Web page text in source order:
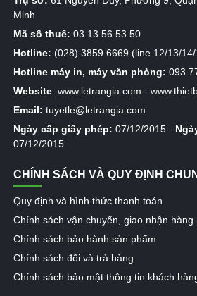
Minh
Mã số thuế: 03 13 56 53 50
Hotline: (028) 3859 6669 (line 12/13/
Hotline máy in, máy văn phòng:
Website: www.letrangia.com -
Email: tuyetle@letrangia.com
Ngày cấp giấy phép: 07/12/2015 -
07/12/2015
CHÍNH SÁCH VÀ QUY ĐỊNH
Quy định và hình thức thanh toán
Chính sách vận chuyển, giao nhận hàng
Chính sách bảo hành sản phẩm
Chính sách đổi và trả hàng
Chính sách bảo mật thông tin khách